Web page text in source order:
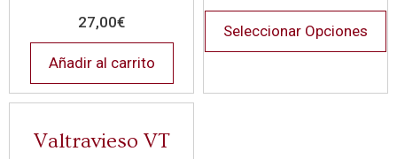
27,00€
Añadir al carrito
Seleccionar Opciones
Valtravieso VT